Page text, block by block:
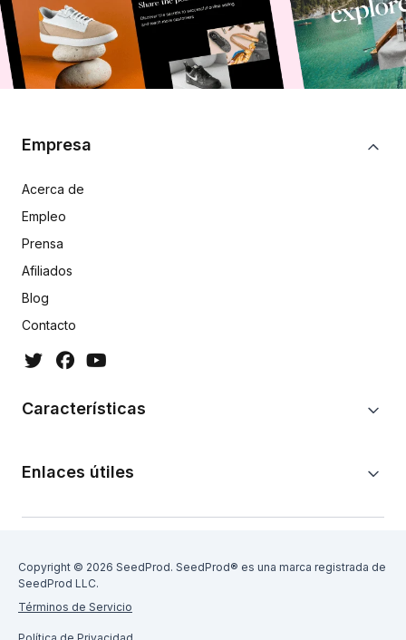
Empresa
Acerca de
Empleo
Prensa
Afiliados
Blog
Contacto
Características
Enlaces útiles
Copyright © 2026 SeedProd. SeedProd® es una marca registrada de
SeedProd LLC.
Términos de Servicio